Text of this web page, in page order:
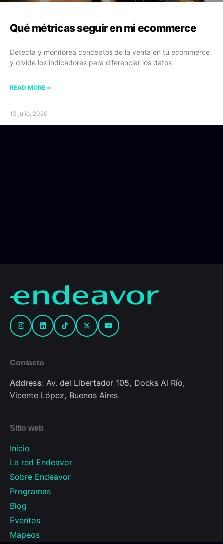
Qué métricas seguir en mi ecommerce
Detecta y monitorea conceptos de la venta en tu ecommerce
y divide los indicadores para diferenciar los datos
READ MORE »
13 julio, 2020
Contacto
Address: Av. del Libertador 105, Docks Al Río,
Vicente López, Buenos Aires
Sitio web
Inicio
La red Endeavor
Sobre Endeavor
Programas
Blog
Eventos
Mapeos